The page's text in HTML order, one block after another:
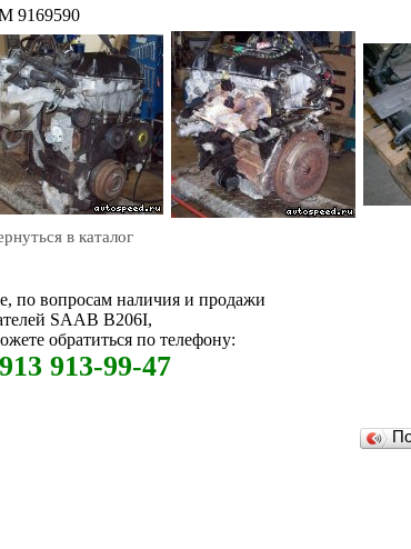
9169590
в каталог
по вопросам наличия и продажи
SAAB B206I,
обратиться по телефону:
913-99-47